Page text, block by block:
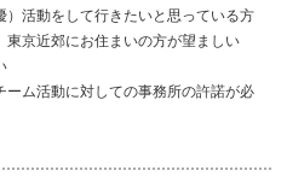
活動をして行きたいと思っている方
京近郊にお住まいの方が望ましい
ム活動に対しての事務所の許諾が必